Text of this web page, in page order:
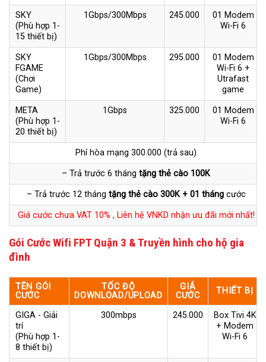
SKY
(Phù hợp 1-
15 thiết bị)
1Gbps/300Mbps 245.000
01 Modem
Wi-Fi 6
SKY
FGAME
(Chơi
Game)
1Gbps/300Mbps 295.000
01 Modem
Wi-Fi 6 +
Utrafast
game
META
(Phù hợp 1-
20 thiết bị)
1Gbps 325.000
01 Modem
Wi-Fi 6
Phí hòa mạng 300.000 (trả sau)
– Trả trước 6 tháng tặng thẻ cào 100K
– Trả trước 12 tháng tặng thẻ cào 300K + 01 thángcước
Giá cước chưa VAT 10% , Liên hệ VNKD nhận ưu đãi mới nhất!
Gói Cước Wifi FPT Quận 3 & Truyền hình cho hộ gia
đình
TÊN GÓI
CƯỚC
TỐC ĐỘ
DOWNLOAD/UPLOAD
GIÁ
CƯỚC
THIẾT BỊ
GIGA - Giải
trí
(Phù hợp 1-
8 thiết bị)
300mbps 245.000
Box Tivi 4K
+ Modem
Wi-Fi 6